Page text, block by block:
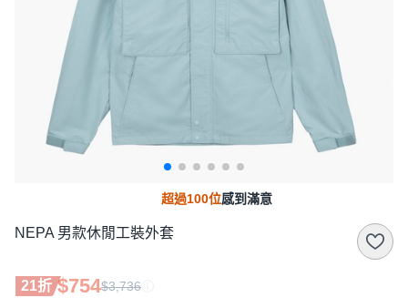
超過100位感到滿意
NEPA 男款休閒工裝外套
21折 $754$3,736